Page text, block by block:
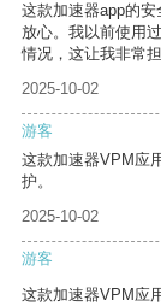
这款加速器app的
放心。我以前使用
情况，这让我非常担
2025-10-02
游客
这款加速器VPM应
护。
2025-10-02
游客
这款加速器VPM应